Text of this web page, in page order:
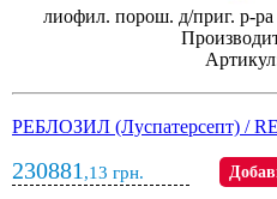
лиофил. порош. д/приг. р-
РЕБЛОЗИЛ (Луспатерcепт) /
230881 ,13 грн.